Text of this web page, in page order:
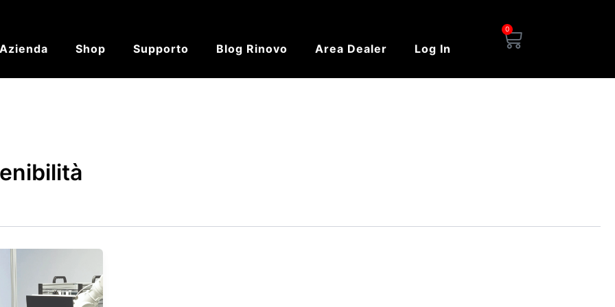
Shop Supporto Blog Rinovo Area Dealer Log In
0
Carrello